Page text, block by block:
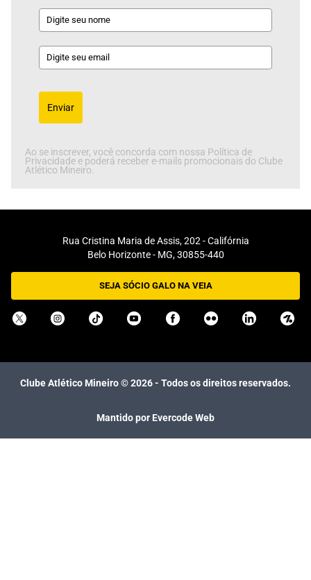
Enviar
Ao se inscrever, você concorda com nossa Política de
Privacidade e poderá receber e-mails promocionais do Clube
Atlético Mineiro.
Rua Cristina Maria de Assis, 202 - Califórnia
Belo Horizonte - MG, 30855-440
SEJA SÓCIO GALO NA VEIA
Clube Atlético Mineiro ©2026- Todos os direitos reservados.
Mantido por Evercode Web